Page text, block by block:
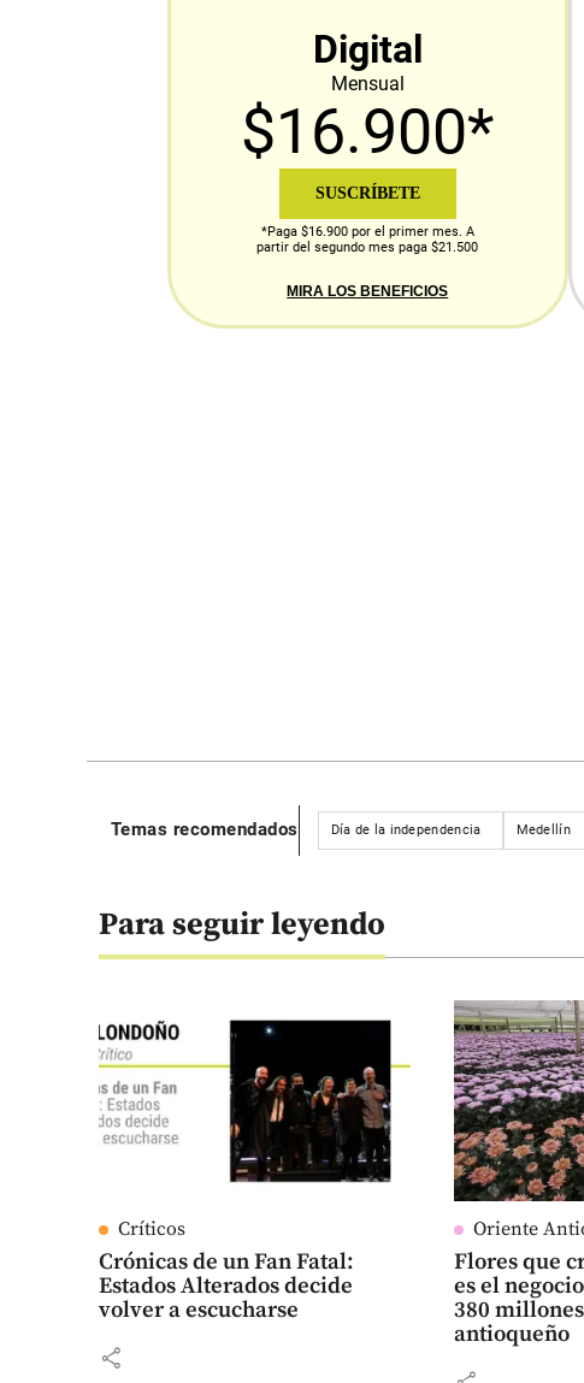
Digital
Mensual
$16.900*
SUSCRÍBETE
*Paga $16.900 por el primer mes. A
partir del segundo mes paga $21.500
MIRA LOS BENEFICIOS
Temas recomendados Día de la independencia Medellín
Para seguir leyendo
Críticos
Crónicas de un Fan Fatal:
Estados Alterados decide
volver a escucharse
share
Oriente
Flores que
es el
380
antioqueño